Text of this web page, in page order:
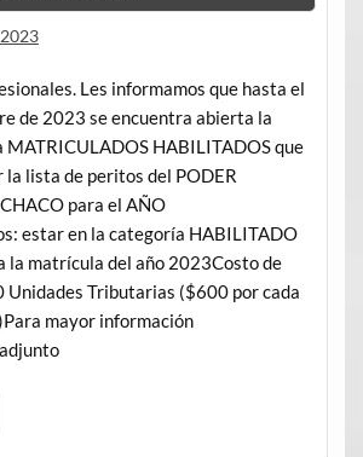
Les informamos que hasta el
de 2023 se encuentra abierta la
MATRICULADOS HABILITADOS que
lista de peritos del PODER
para el AÑO
estar en la categoría HABILITADO
la matrícula del año 2023Costo de
Unidades Tributarias ($600 por cada
mayor información